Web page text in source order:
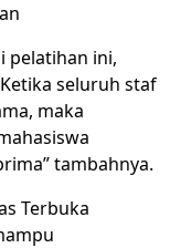
pelatihan ini,
seluruh staf
maka
tambahnya.
Terbuka